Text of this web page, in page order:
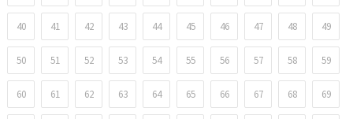
40 41 42 43 44 45 46 47 48 49
50 51 52 53 54 55 56 57 58 59
60 61 62 63 64 65 66 67 68 69